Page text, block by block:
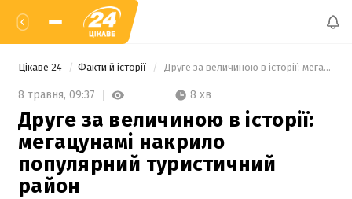
Цікаве 24 Факти й історії Друге за величиною в історії: мегацунамі накрило популярний туристичний район
8 травня, 09:37 8 хв
Друге за величиною в історії:
мегацунамі накрило
популярний туристичний
район